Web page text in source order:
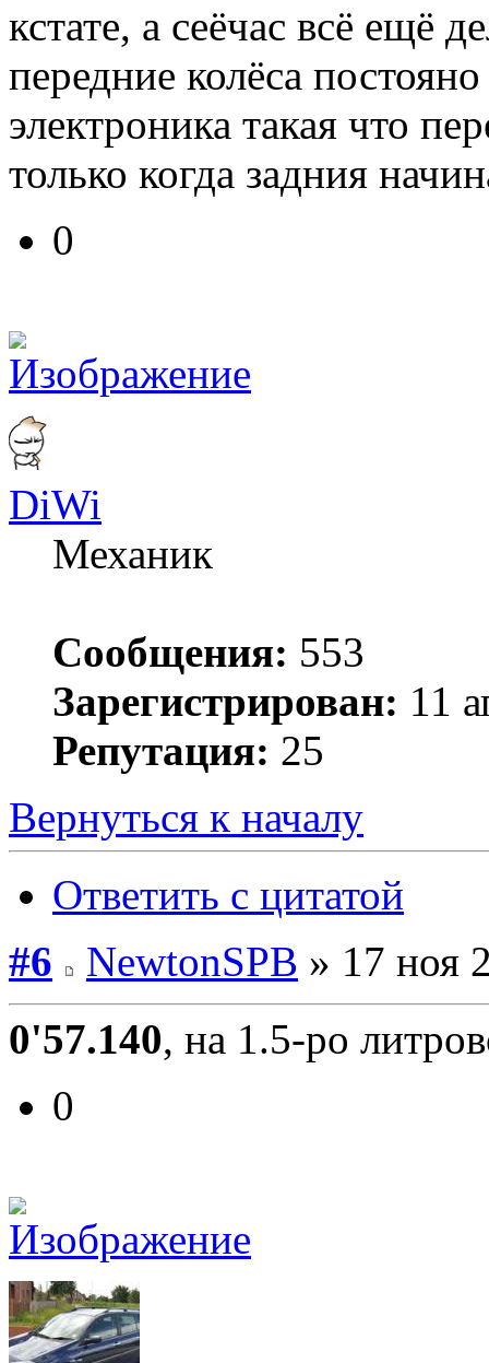
кстате, а сеёчас всё ещё
передние колёса
электроника такая что
только когда задния
0
DiWi
Механик
Сообщения: 553
Зарегистрирован: 11
Репутация: 25
Вернуться к началу
Ответить с цитатой
#6
NewtonSPB » 17 ноя
0'57.140, на 1.5-ро
0